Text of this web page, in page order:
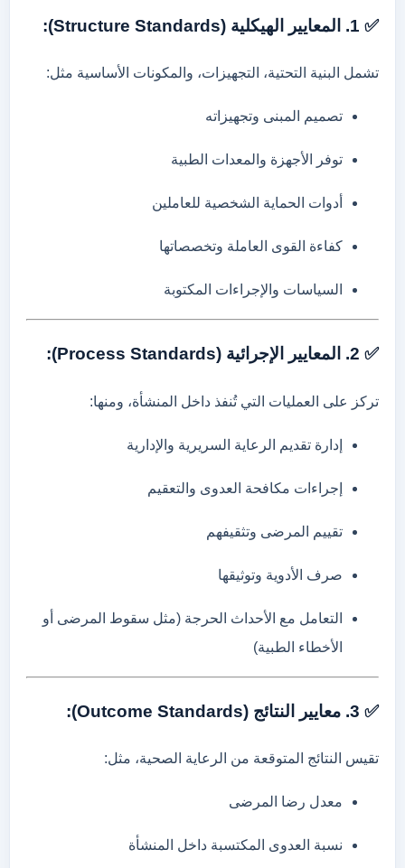
✅
1. المعايير الهيكلية ( Structure Standards):
تشمل البنية التحتية، التجهيزات، والمكونات الأساسية مثل:
تصميم المبنى وتجهيزاته
توفر الأجهزة والمعدات الطبية
أدوات الحماية الشخصية للعاملين
كفاءة القوى العاملة وتخصصاتها
السياسات والإجراءات المكتوبة
✅
2. المعايير الإجرائية ( Process Standards):
تركز على العمليات التيتُنفذ داخل المنشأة، ومنها:
إدارة تقديم الرعاية السريرية والإدارية
إجراءات مكافحة العدوى والتعقيم
تقييم المرضى وتثقيفهم
صرف الأدوية وتوثيقها
التعامل مع الأحداث الحرجة (مثل سقوط المرضى أو
الأخطاء الطبية)
✅
3. معايير النتائج ( Outcome Standards):
تقيس النتائج المتوقعة من الرعاية الصحية، مثل:
معدل رضا المرضى
نسبة العدوى المكتسبة داخل المنشأة